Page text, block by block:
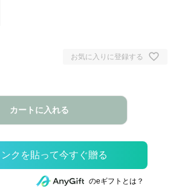
お気に入りに登録する
カートに入れる
のeギフトとは？